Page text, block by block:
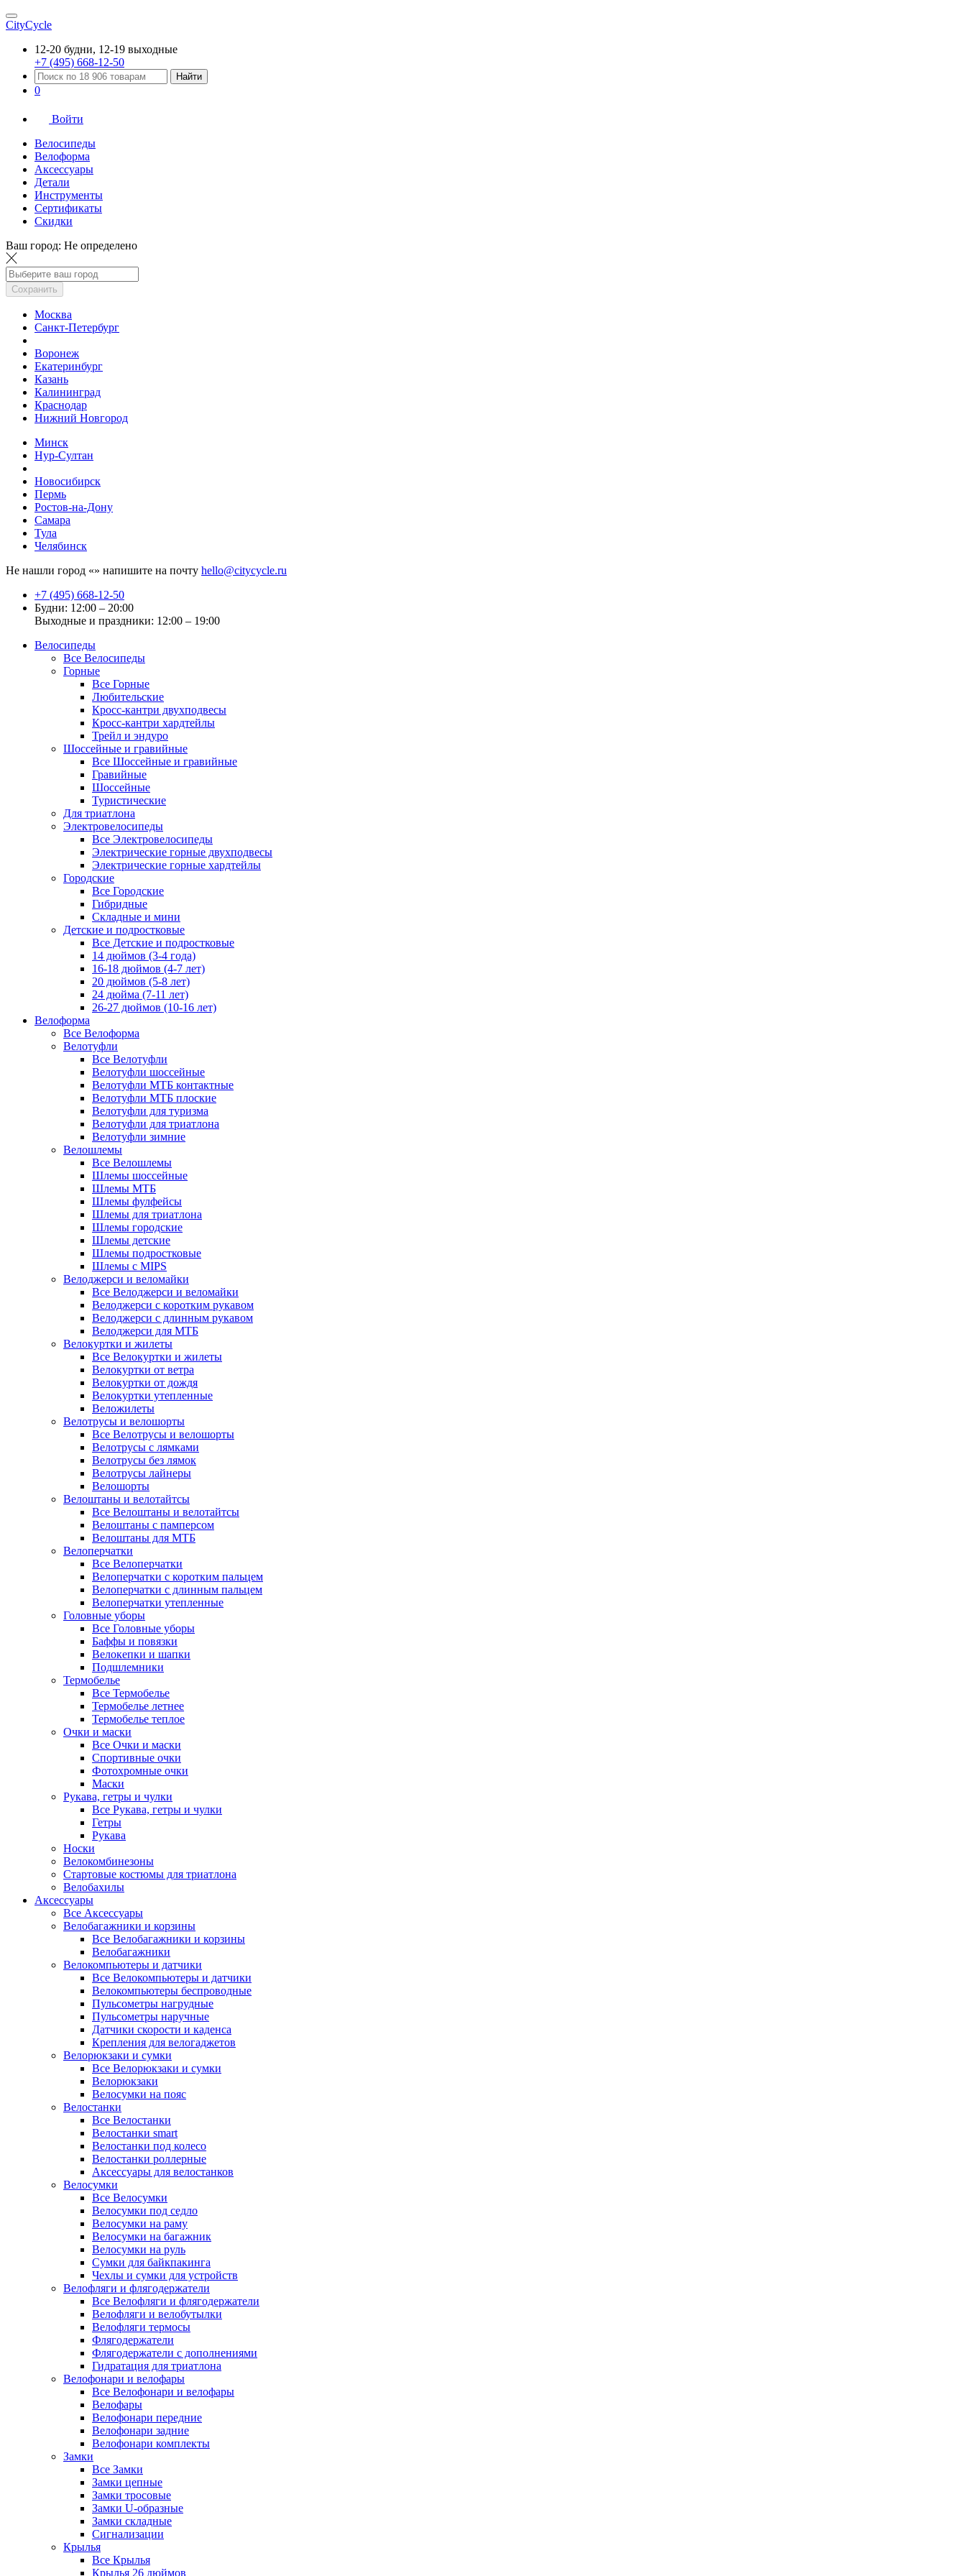
CityCycle
12-20 будни, 12-19 выходные
+7 (495) 668-12-50
Найти
0
Войти
Велосипеды
Велоформа
Аксессуары
Детали
Инструменты
Сертификаты
Скидки
Ваш город: Не определено
Сохранить
Москва
Санкт-Петербург
Воронеж
Екатеринбург
Казань
Калининград
Краснодар
Нижний Новгород
Минск
Нур-Султан
Новосибирск
Пермь
Ростов-на-Дону
Самара
Тула
Челябинск
Не нашли город «» напишите на почту hello@citycycle.ru
+7 (495) 668-12-50
Будни: 12:00 – 20:00
Выходные и праздники: 12:00 – 19:00
Велосипеды
Все Велосипеды
Горные
Все Горные
Любительские
Кросс-кантри двухподвесы
Кросс-кантри хардтейлы
Трейл и эндуро
Шоссейные и гравийные
Все Шоссейные и гравийные
Гравийные
Шоссейные
Туристические
Для триатлона
Электровелосипеды
Все Электровелосипеды
Электрические горные двухподвесы
Электрические горные хардтейлы
Городские
Все Городские
Гибридные
Складные и мини
Детские и подростковые
Все Детские и подростковые
14 дюймов (3-4 года)
16-18 дюймов (4-7 лет)
20 дюймов (5-8 лет)
24 дюйма (7-11 лет)
26-27 дюймов (10-16 лет)
Велоформа
Все Велоформа
Велотуфли
Все Велотуфли
Велотуфли шоссейные
Велотуфли МТБ контактные
Велотуфли МТБ плоские
Велотуфли для туризма
Велотуфли для триатлона
Велотуфли зимние
Велошлемы
Все Велошлемы
Шлемы шоссейные
Шлемы МТБ
Шлемы фулфейсы
Шлемы для триатлона
Шлемы городские
Шлемы детские
Шлемы подростковые
Шлемы с MIPS
Велоджерси и веломайки
Все Велоджерси и веломайки
Велоджерси с коротким рукавом
Велоджерси с длинным рукавом
Велоджерси для МТБ
Велокуртки и жилеты
Все Велокуртки и жилеты
Велокуртки от ветра
Велокуртки от дождя
Велокуртки утепленные
Веложилеты
Велотрусы и велошорты
Все Велотрусы и велошорты
Велотрусы с лямками
Велотрусы без лямок
Велотрусы лайнеры
Велошорты
Велоштаны и велотайтсы
Все Велоштаны и велотайтсы
Велоштаны с памперсом
Велоштаны для МТБ
Велоперчатки
Все Велоперчатки
Велоперчатки с коротким пальцем
Велоперчатки с длинным пальцем
Велоперчатки утепленные
Головные уборы
Все Головные уборы
Баффы и повязки
Велокепки и шапки
Подшлемники
Термобелье
Все Термобелье
Термобелье летнее
Термобелье теплое
Очки и маски
Все Очки и маски
Спортивные очки
Фотохромные очки
Маски
Рукава, гетры и чулки
Все Рукава, гетры и чулки
Гетры
Рукава
Носки
Велокомбинезоны
Стартовые костюмы для триатлона
Велобахилы
Аксессуары
Все Аксессуары
Велобагажники и корзины
Все Велобагажники и корзины
Велобагажники
Велокомпьютеры и датчики
Все Велокомпьютеры и датчики
Велокомпьютеры беспроводные
Пульсометры нагрудные
Пульсометры наручные
Датчики скорости и каденса
Крепления для велогаджетов
Велорюкзаки и сумки
Все Велорюкзаки и сумки
Велорюкзаки
Велосумки на пояс
Велостанки
Все Велостанки
Велостанки smart
Велостанки под колесо
Велостанки роллерные
Аксессуары для велостанков
Велосумки
Все Велосумки
Велосумки под седло
Велосумки на раму
Велосумки на багажник
Велосумки на руль
Сумки для байкпакинга
Чехлы и сумки для устройств
Велофляги и флягодержатели
Все Велофляги и флягодержатели
Велофляги и велобутылки
Велофляги термосы
Флягодержатели
Флягодержатели с дополнениями
Гидратация для триатлона
Велофонари и велофары
Все Велофонари и велофары
Велофары
Велофонари передние
Велофонари задние
Велофонари комплекты
Замки
Все Замки
Замки цепные
Замки тросовые
Замки U-образные
Замки складные
Сигнализации
Крылья
Все Крылья
Крылья 26 дюймов